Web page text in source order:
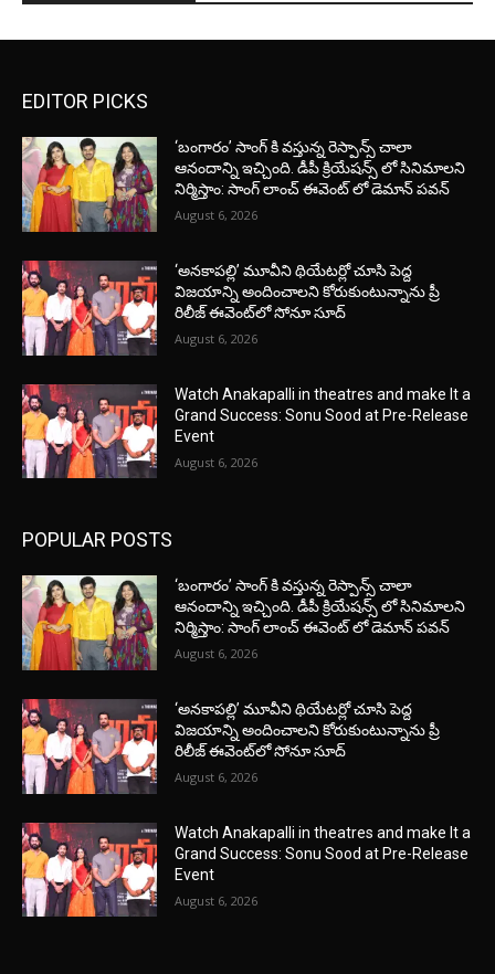
EDITOR PICKS
‘బంగారం’ సాంగ్ కి వస్తున్న రెస్పాన్స్ చాలా
ఆనందాన్ని ఇచ్చింది. డీపీ క్రియేషన్స్ లో సినిమాలని
నిర్మిస్తాం: సాంగ్ లాంచ్ ఈవెంట్ లో డెమాన్ పవన్
August 6, 2026
‘అనకాపల్లి’ మూవీని థియేటర్లో చూసి పెద్ద
విజయాన్ని అందించాలని కోరుకుంటున్నాను ప్రీ
రిలీజ్ ఈవెంట్‌లో సోనూ సూద్
August 6, 2026
Watch Anakapalli in theatres and make It a
Grand Success: Sonu Sood at Pre-Release
Event
August 6, 2026
POPULAR POSTS
‘బంగారం’ సాంగ్ కి వస్తున్న రెస్పాన్స్ చాలా
ఆనందాన్ని ఇచ్చింది. డీపీ క్రియేషన్స్ లో సినిమాలని
నిర్మిస్తాం: సాంగ్ లాంచ్ ఈవెంట్ లో డెమాన్ పవన్
August 6, 2026
‘అనకాపల్లి’ మూవీని థియేటర్లో చూసి పెద్ద
విజయాన్ని అందించాలని కోరుకుంటున్నాను ప్రీ
రిలీజ్ ఈవెంట్‌లో సోనూ సూద్
August 6, 2026
Watch Anakapalli in theatres and make It a
Grand Success: Sonu Sood at Pre-Release
Event
August 6, 2026